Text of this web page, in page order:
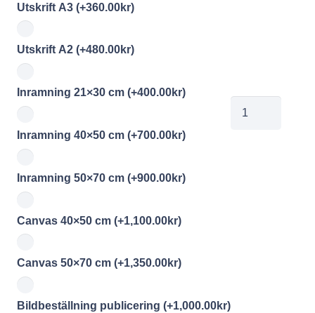
Utskrift A3 (+360.00kr)
Utskrift A2 (+480.00kr)
Inramning 21×30 cm (+400.00kr)
Inramning 40×50 cm (+700.00kr)
Inramning 50×70 cm (+900.00kr)
Canvas 40×50 cm (+1,100.00kr)
Canvas 50×70 cm (+1,350.00kr)
Bildbeställning publicering (+1,000.00kr)